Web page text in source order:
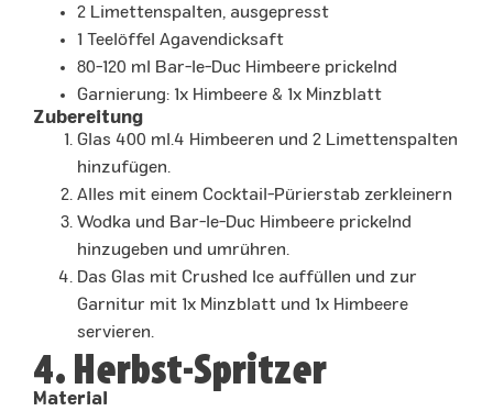
2 Limettenspalten, ausgepresst
1 Teelöffel Agavendicksaft
80-120 ml Bar-le-Duc Himbeere prickelnd
Garnierung: 1x Himbeere & 1x Minzblatt
Zubereitung
Glas 400 ml.4 Himbeeren und 2 Limettenspalten
hinzufügen.
Alles mit einem Cocktail-Pürierstab zerkleinern
Wodka und Bar-le-Duc Himbeere prickelnd
hinzugeben und umrühren.
Das Glas mit Crushed Ice auffüllen und zur
Garnitur mit 1x Minzblatt und 1x Himbeere
servieren.
4. Herbst-Spritzer
Material